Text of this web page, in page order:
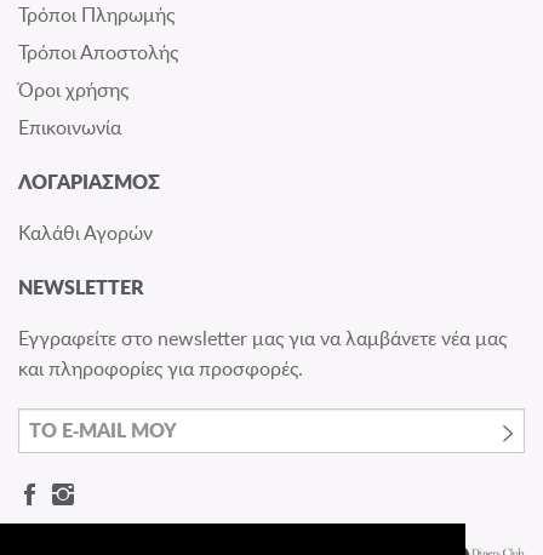
Τρόποι Πληρωμής
Τρόποι Αποστολής
Όροι χρήσης
Επικοινωνία
ΛΟΓΑΡΙΑΣΜΟΣ
Καλάθι Αγορών
NEWSLETTER
Εγγραφείτε στο newsletter μας για να λαμβάνετε νέα μας
και πληροφορίες για προσφορές.